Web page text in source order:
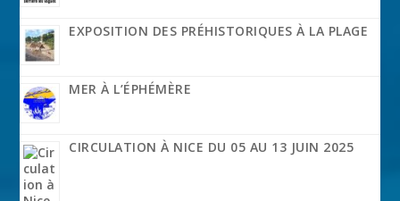
EXPOSITION DES PRÉHISTORIQUES À LA PLAGE
MER À L’ÉPHÉMÈRE
CIRCULATION À NICE DU 05 AU 13 JUIN 2025